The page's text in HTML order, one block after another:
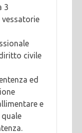
3
vessatorie
civile
ed
e